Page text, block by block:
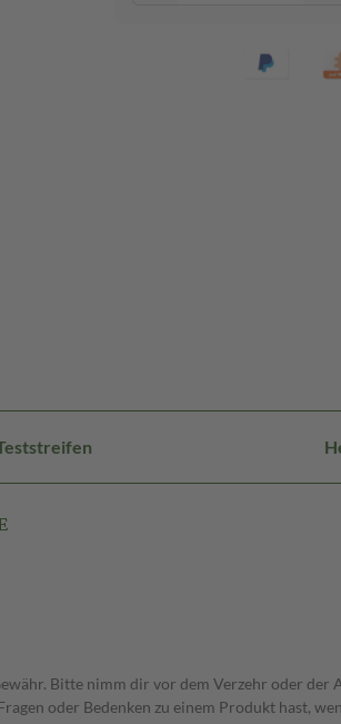
Bitte nimm dir vor dem Verzehr oder
oder Bedenken zu einem Produkt hast,